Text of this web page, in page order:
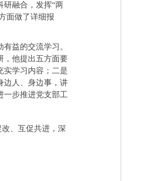
研融合，发挥“两
面做了详细报
益的交流学习。
，他提出五方面要
实学习内容；二是
边人、身边事，讲
一步推进党支部工
、互促共进，深